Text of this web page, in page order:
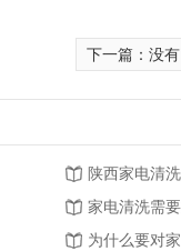
下一篇：没有
陕西家电清
家电清洗需
为什么要对